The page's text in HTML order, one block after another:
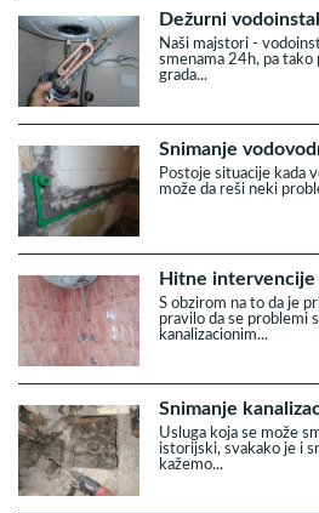
Dežurni
Naši majstori -
smenama 24h, pa
grada...
Snimanje
Postoje situacije kada
može da reši neki
Hitne intervencije
S obzirom na to da je
pravilo da se problemi
kanalizacionim...
Snimanje
Usluga koja se može
istorijski, svakako je i
kažemo...